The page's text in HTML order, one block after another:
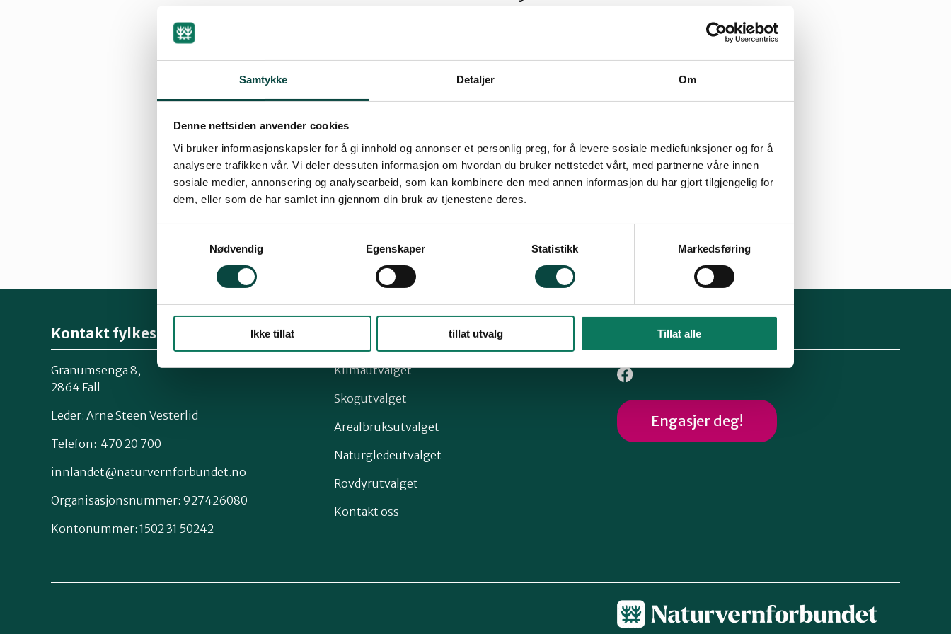
Samtykke Detaljer Om
Denne nettsiden anvender cookies
Vi bruker informasjonskapsler for å gi innhold og annonser et personlig preg, for å levere sosiale mediefunksjoner og for å
analysere trafikken vår. Vi deler dessuten informasjon om hvordan du bruker nettstedet vårt, med partnerne våre innen
sosiale medier, annonsering og analysearbeid, som kan kombinere den med annen informasjon du har gjort tilgjengelig for
dem, eller som de har samlet inn gjennom din bruk av tjenestene deres.
Nødvendig
Egenskaper Statistikk Markedsføring
Ikke tillat tillat utvalg Tillat alle
04.12.2007 08:53
Referat fra styremøte 4. desember 2007
Kontakt fylkeslaget
Granumsenga 8,
2864 Fall
Leder: Arne Steen Vesterlid
Telefon: 470 20 700
innlandet@naturvernforbundet.no
Organisasjonsnummer: 927426080
Kontonummer: 1502 31 50242
Klimautvalget
Skogutvalget
Arealbruksutvalget
Naturgledeutvalget
Rovdyrutvalget
Kontakt oss
Følg oss
Engasjer deg!